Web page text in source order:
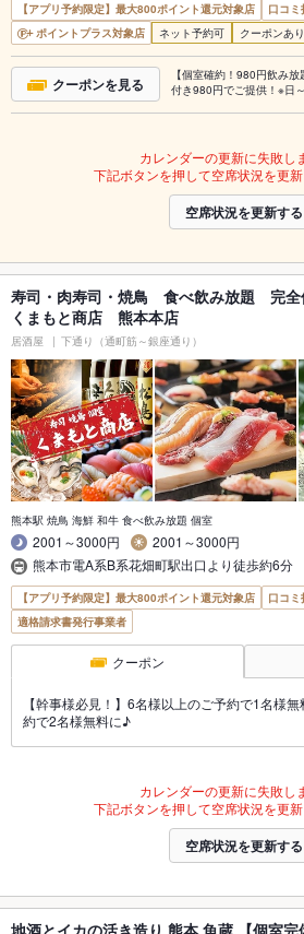
【アプリ予約限定】最大800ポイント還元対象店
口コ
ポイントプラス対象店
ネット予約可 クーポンあり
クーポンを見る
【個室確約！980円飲み
付き980円でご提供！※日
カレンダーの更新に失敗し
下記ボタンを押して空席状況を更新
空席状況を更新する
寿司・肉寿司・焼鳥 食べ飲み放題 完
くまもと商店 熊本本店
居酒屋 下通り（通町筋～銀座通り）
熊本駅 焼鳥 海鮮 和牛 食べ飲み放題 個室
2001～3000円
2001～3000円
熊本市電A系B系花畑町駅出口より徒歩約6分
【アプリ予約限定】最大800ポイント還元対象店
口コ
適格請求書発行事業者
クーポン
【幹事様必見！】6名様以上のご予約で1名様
約で2名様無料に♪
カレンダーの更新に失敗し
下記ボタンを押して空席状況を更新
空席状況を更新する
地酒とイカの活き造り 熊本 魚蔵 【個室完